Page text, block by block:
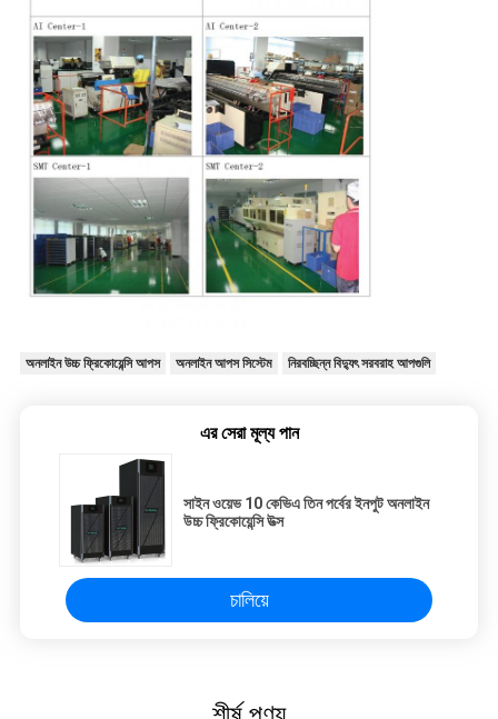
অনলাইন উচ্চ ফ্রিকোয়েন্সি আপস অনলাইন আপস সিস্টেম নিরবচ্ছিন্ন বিদ্যুৎ সরবরাহ আপগুলি
এর সেরা মূল্য পান
সাইন ওয়েভ 10 কেভিএ তিন পর্বের ইনপুট অনলাইন
উচ্চ ফ্রিকোয়েন্সি উত্স
চালিয়ে